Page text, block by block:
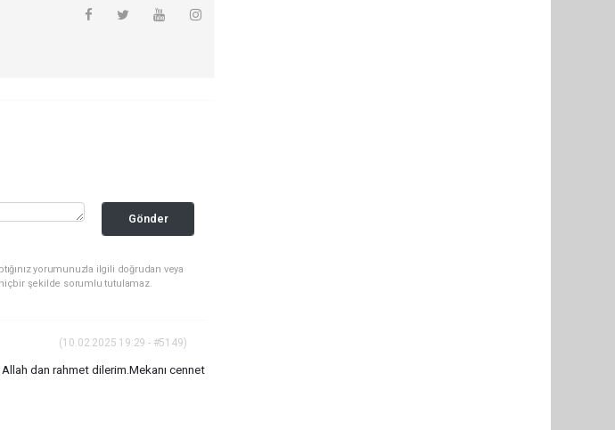
Gönder
yorumunuzla ilgili doğrudan veya
şekilde sorumlu tutulamaz.
(10.02.2025 19:29 - #5149)
dan rahmet dilerim.Mekanı cennet